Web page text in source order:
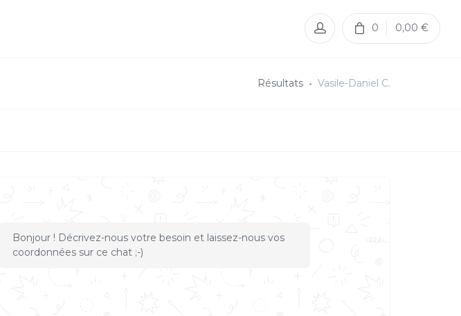
0 0,00 €
Résultats Vasile-Daniel C.
Bonjour ! Décrivez-nous votre besoin et laissez-nous vos
coordonnées sur ce chat ;-)